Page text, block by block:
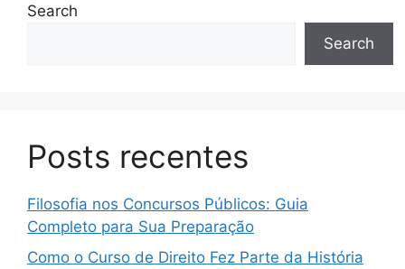
Search
Search
Posts recentes
Filosofia nos Concursos Públicos: Guia
Completo para Sua Preparação
Como o Curso de Direito Fez Parte da História